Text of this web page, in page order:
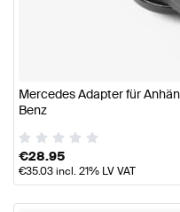
Mercedes Adapter für
Benz
€28.95
€35.03incl. 21% LV VAT